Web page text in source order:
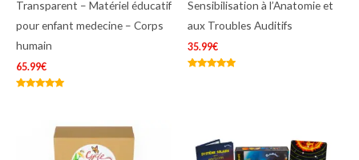
Transparent – Matériel éducatif
pour enfant medecine – Corps
humain
65.99€
Sensibilisation à l’Anatomie et
aux Troubles Auditifs
35.99€
prix
initial actuel